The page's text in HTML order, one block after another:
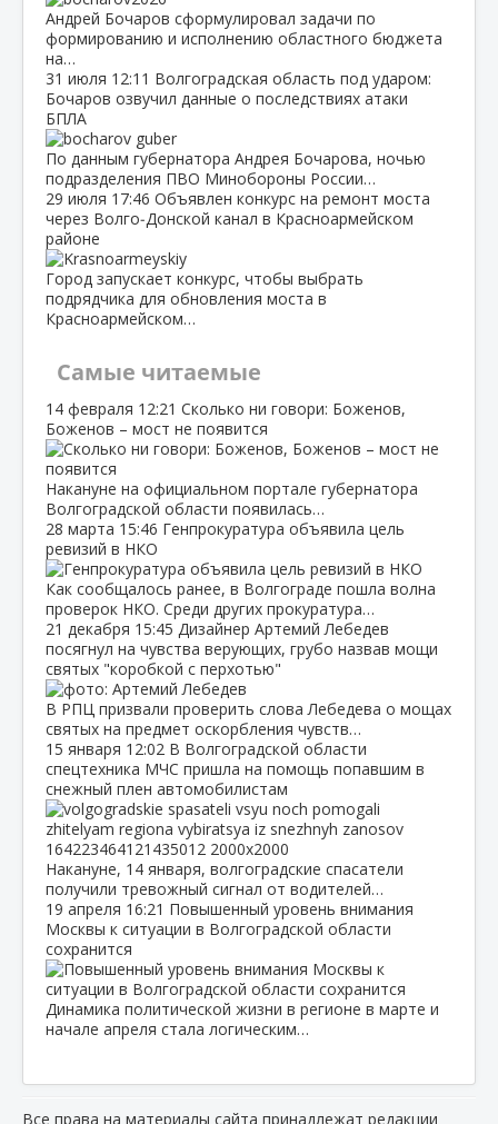
Андрей Бочаров сформулировал задачи по
формированию и исполнению областного бюджета
на…
31 июля 12:11 Волгоградская область под ударом:
Бочаров озвучил данные о последствиях атаки
БПЛА
По данным губернатора Андрея Бочарова, ночью
подразделения ПВО Минобороны России…
29 июля 17:46 Объявлен конкурс на ремонт моста
через Волго‑Донской канал в Красноармейском
районе
Город запускает конкурс, чтобы выбрать
подрядчика для обновления моста в
Красноармейском…
Самые читаемые
14 февраля 12:21 Сколько ни говори: Боженов,
Боженов – мост не появится
Накануне на официальном портале губернатора
Волгоградской области появилась…
28 марта 15:46 Генпрокуратура объявила цель
ревизий в НКО
Как сообщалось ранее, в Волгограде пошла волна
проверок НКО. Среди других прокуратура…
21 декабря 15:45 Дизайнер Артемий Лебедев
посягнул на чувства верующих, грубо назвав мощи
святых "коробкой с перхотью"
В РПЦ призвали проверить слова Лебедева о мощах
святых на предмет оскорбления чувств…
15 января 12:02 В Волгоградской области
спецтехника МЧС пришла на помощь попавшим в
снежный плен автомобилистам
Накануне, 14 января, волгоградские спасатели
получили тревожный сигнал от водителей…
19 апреля 16:21 Повышенный уровень внимания
Москвы к ситуации в Волгоградской области
сохранится
Динамика политической жизни в регионе в марте и
начале апреля стала логическим…
Все права на материалы сайта принадлежат редакции